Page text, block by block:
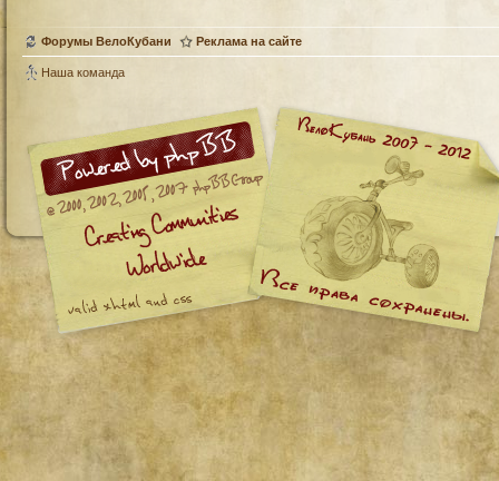
Форумы ВелоКубани Реклама на сайте
Наша команда